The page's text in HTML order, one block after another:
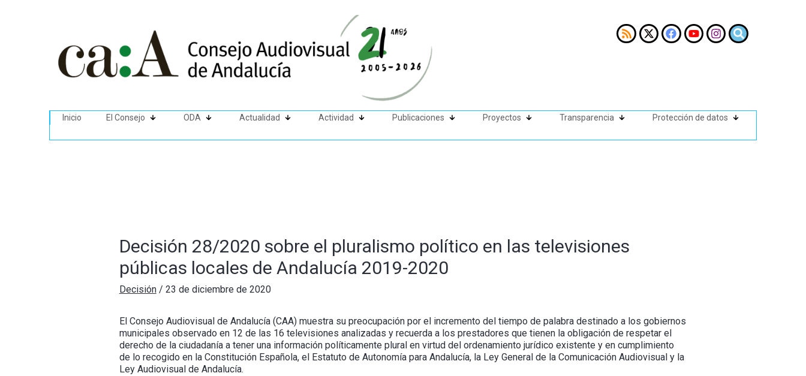
Inicio El Consejo ODA Actualidad Actividad Publicaciones Proyectos Transparencia Protección de datos
Decisión 28/2020 sobre el pluralismo político en las televisiones
públicas locales de Andalucía 2019-2020
Decisión/ 23 de diciembre de 2020
El Consejo Audiovisual de Andalucía (CAA) muestra su preocupación por el incremento del tiempo de palabra destinado a los gobiernos
municipales observado en 12 de las 16 televisiones analizadas y recuerda a los prestadores que tienen la obligación de respetar el
derecho de la ciudadanía a tener una información políticamente plural en virtud del ordenamiento jurídico existente y en cumplimiento
de lo recogido en la Constitución Española, el Estatuto de Autonomía para Andalucía, la Ley General de la Comunicación Audiovisual y la
Ley Audiovisual de Andalucía.